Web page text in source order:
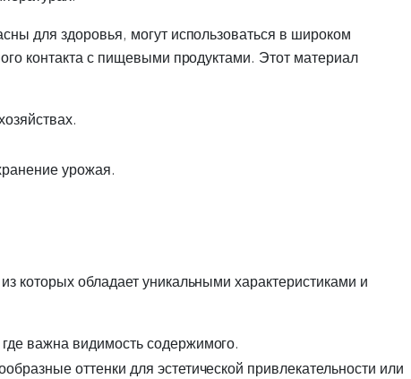
для здоровья, могут использоваться в широком
контакта с пищевыми продуктами. Этот материал
урожая.
которых обладает уникальными характеристиками и
важна видимость содержимого.
оттенки для эстетической привлекательности или